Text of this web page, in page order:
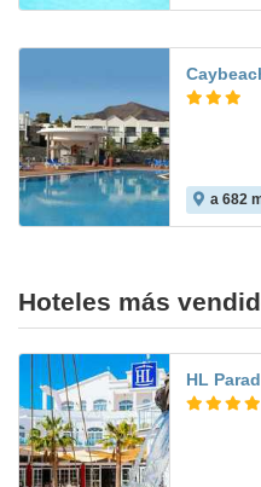
a 682
Hoteles más
HL